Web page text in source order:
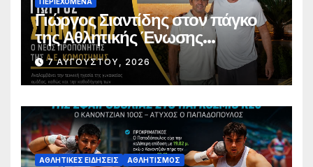
Γιώργος Σιαντίδης στον πάγκο
της Αθλητικής Ένωσης
Κομοτηνής
7 ΑΥΓΟΎΣΤΟΥ, 2026
ΑΘΛΗΤΙΚΈΣ ΕΙΔΉΣΕΙΣ ΑΘΛΗΤΙΣΜΌΣ